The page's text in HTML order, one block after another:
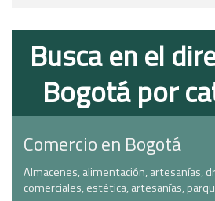
Busca en el
Bogotá por
Comercio en Bogotá
Almacenes, alimentación, artesanías,
comerciales, estética, artesanías,